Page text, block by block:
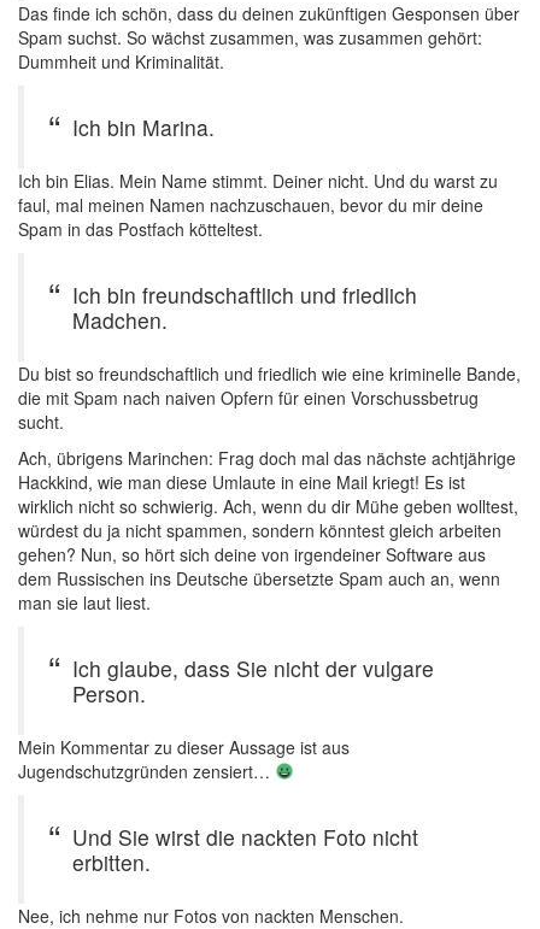
Das finde ich schön, dass du deinen zukünftigen Gesponsen über
Spam suchst. So wächst zusammen, was zusammen gehört:
Dummheit und Kriminalität.
Ich bin Marina.
Ich bin Elias. Mein Name stimmt. Deiner nicht. Und du warst zu
faul, mal meinen Namen nachzuschauen, bevor du mir deine
Spam in das Postfach kötteltest.
Ich bin freundschaftlich und friedlich
Madchen.
Du bist so freundschaftlich und friedlich wie eine kriminelle Bande,
die mit Spam nach naiven Opfern für einen Vorschussbetrug
sucht.
Ach, übrigens Marinchen: Frag doch mal das nächste achtjährige
Hackkind, wie man diese Umlaute in eine Mail kriegt! Es ist
wirklich nicht so schwierig. Ach, wenn du dir Mühe geben wolltest,
würdest du ja nicht spammen, sondern könntest gleich arbeiten
gehen? Nun, so hört sich deine von irgendeiner Software aus
dem Russischen ins Deutsche übersetzte Spam auch an, wenn
man sie laut liest.
Ich glaube, dass Sie nicht der vulgare
Person.
Mein Kommentar zu dieser Aussage ist aus
Jugendschutzgründen zensiert…
Und Sie wirst die nackten Foto nicht
erbitten.
Nee, ich nehme nur Fotos von nackten Menschen.